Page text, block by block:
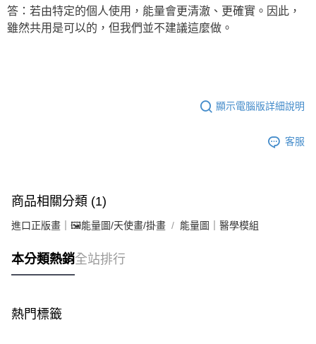
答：若由特定的個人使用，能量會更清澈、更確實。因此，
雖然共用是可以的，但我們並不建議這麼做。
顯示電腦版詳細說明
客服
商品相關分類 (1)
進口正版畫｜🖼️能量圖/天使畫/掛畫 能量圖｜醫學模組
本分類熱銷全站排行
熱門標籤